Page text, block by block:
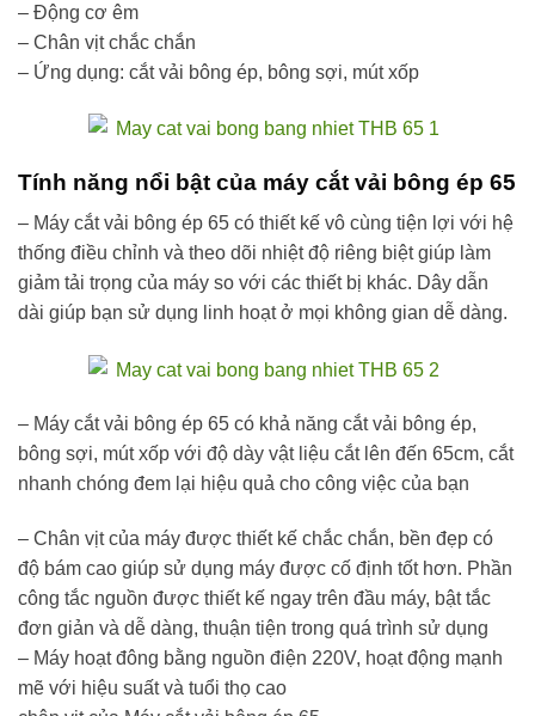
– Động cơ êm
– Chân vịt chắc chắn
– Ứng dụng: cắt vải bông ép, bông sợi, mút xốp
Tính năng nổi bật của máy cắt vải bông ép 65
– Máy cắt vải bông ép 65 có thiết kế vô cùng tiện lợi với hệ
thống điều chỉnh và theo dõi nhiệt độ riêng biệt giúp làm
giảm tải trọng của máy so với các thiết bị khác. Dây dẫn
dài giúp bạn sử dụng linh hoạt ở mọi không gian dễ dàng.
– Máy cắt vải bông ép 65 có khả năng cắt vải bông ép,
bông sợi, mút xốp với độ dày vật liệu cắt lên đến 65cm, cắt
nhanh chóng đem lại hiệu quả cho công việc của bạn
– Chân vịt của máy được thiết kế chắc chắn, bền đẹp có
độ bám cao giúp sử dụng máy được cố định tốt hơn. Phần
công tắc nguồn được thiết kế ngay trên đầu máy, bật tắc
đơn giản và dễ dàng, thuận tiện trong quá trình sử dụng
– Máy hoạt đông bằng nguồn điện 220V, hoạt động mạnh
mẽ với hiệu suất và tuổi thọ cao